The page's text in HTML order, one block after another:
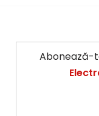
Abonează-